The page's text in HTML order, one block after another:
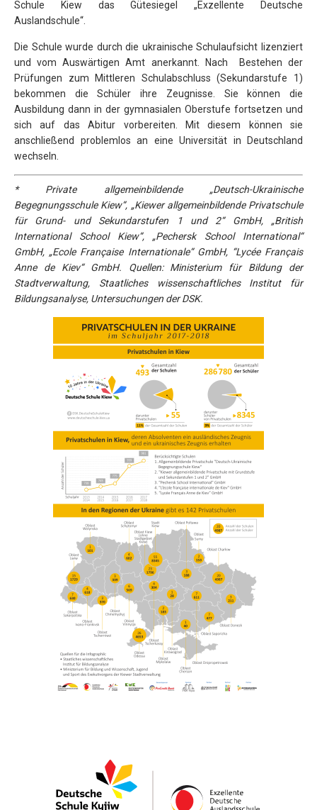
Schule Kiew das Gütesiegel „Exzellente Deutsche
Auslandschule“.
Die Schule wurde durch die ukrainische Schulaufsicht lizenziert
und vom Auswärtigen Amt anerkannt. Nach Bestehen der
Prüfungen zum Mittleren Schulabschluss (Sekundarstufe 1)
bekommen die Schüler ihre Zeugnisse. Sie können die
Ausbildung dann in der gymnasialen Oberstufe fortsetzen und
sich auf das Abitur vorbereiten. Mit diesem können sie
anschließend problemlos an eine Universität in Deutschland
wechseln.
* Private allgemeinbildende „Deutsch-Ukrainische
Begegnungsschule Kiew“, „Kiewer allgemeinbildende Privatschule
für Grund- und Sekundarstufen 1 und 2“ GmbH, „British
International School Kiew“, „Pechersk School International“
GmbH, „Ecole Française Internationale“ GmbH, “Lycée Français
Anne de Kiev“ GmbH. Quellen: Ministerium für Bildung der
Stadtverwaltung, Staatliches wissenschaftliches Institut für
Bildungsanalyse, Untersuchungen der DSK.